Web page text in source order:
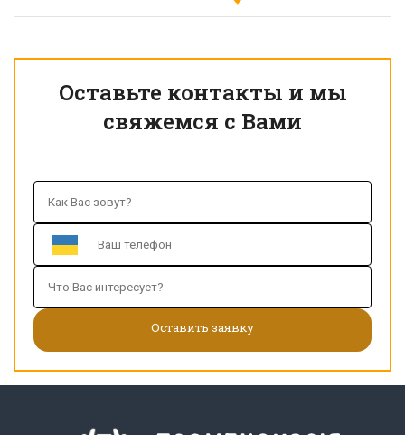
Оставьте контакты и мы
свяжемся с Вами